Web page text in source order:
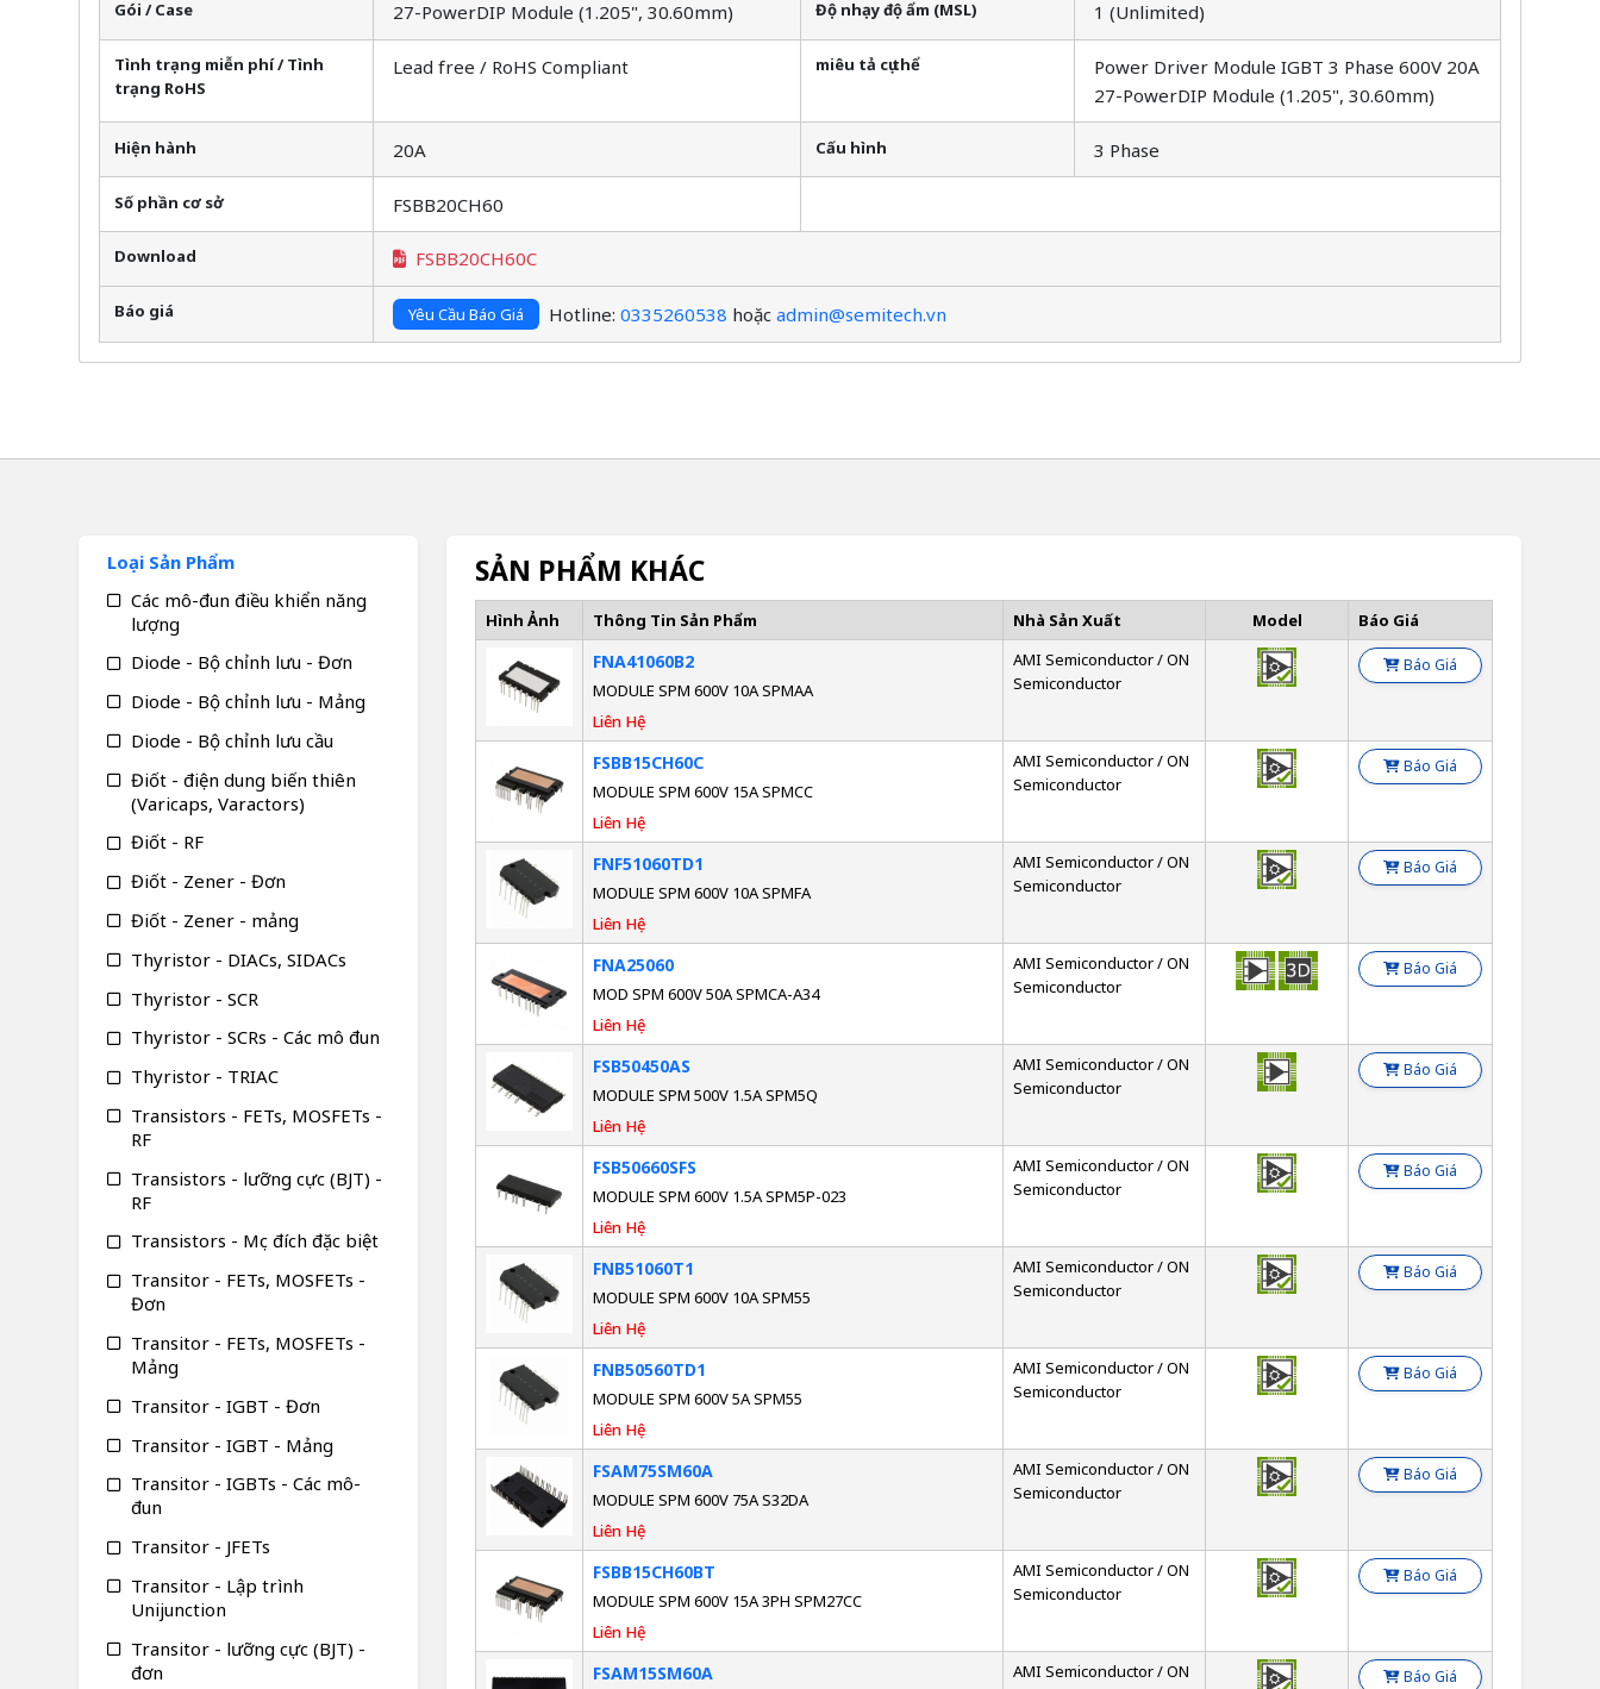
Gói / Case 27-PowerDIP Module (1.205", 30.60mm) Độ nhạy độ ẩm (MSL) 1 (Unlimited)
Tình trạng miễn phí / Tình
trạng RoHS
Lead free / RoHS Compliant miêu tả cụ thể
Power Driver Module IGBT 3 Phase 600V 20A
27-PowerDIP Module (1.205", 30.60mm)
Hiện hành 20A Cấu hình 3 Phase
Số phần cơ sở FSBB20CH60
Download FSBB20CH60C
Báo giá Yêu Cầu Báo Giá Hotline: 0335260538 hoặc admin@semitech.vn
SẢN PHẨM KHÁC
Hình Ảnh Thông Tin Sản Phẩm Nhà Sản Xuất Model Báo Giá
FNA41060B2
MODULE SPM 600V 10A SPMAA
Liên Hệ
AMI Semiconductor / ON
Semiconductor
Báo Giá
FSBB15CH60C
MODULE SPM 600V 15A SPMCC
Liên Hệ
AMI Semiconductor / ON
Semiconductor
Báo Giá
FNF51060TD1
MODULE SPM 600V 10A SPMFA
Liên Hệ
AMI Semiconductor / ON
Semiconductor
Báo Giá
FNA25060
MOD SPM 600V 50A SPMCA-A34
Liên Hệ
AMI Semiconductor / ON
Semiconductor
Báo Giá
FSB50450AS
MODULE SPM 500V 1.5A SPM5Q
Liên Hệ
AMI Semiconductor / ON
Semiconductor
Báo Giá
FSB50660SFS
MODULE SPM 600V 1.5A SPM5P-023
Liên Hệ
AMI Semiconductor / ON
Semiconductor
Báo Giá
FNB51060T1
MODULE SPM 600V 10A SPM55
Liên Hệ
AMI Semiconductor / ON
Semiconductor
Báo Giá
FNB50560TD1
MODULE SPM 600V 5A SPM55
Liên Hệ
AMI Semiconductor / ON
Semiconductor
Báo Giá
FSAM75SM60A
MODULE SPM 600V 75A S32DA
Liên Hệ
AMI Semiconductor / ON
Semiconductor
Báo Giá
FSBB15CH60BT
MODULE SPM 600V 15A 3PH SPM27CC
Liên Hệ
AMI Semiconductor / ON
Semiconductor
Báo Giá
FSAM15SM60A
AMI Semiconductor / ON
Báo Giá
Loại Sản Phẩm
Các mô-đun điều khiển năng
lượng
Diode - Bộ chỉnh lưu - Đơn
Diode - Bộ chỉnh lưu - Mảng
Diode - Bộ chỉnh lưu cầu
Điốt - điện dung biến thiên
(Varicaps, Varactors)
Điốt - RF
Điốt - Zener - Đơn
Điốt - Zener - mảng
Thyristor - DIACs, SIDACs
Thyristor - SCR
Thyristor - SCRs - Các mô đun
Thyristor - TRIAC
Transistors - FETs, MOSFETs -
RF
Transistors - lưỡng cực (BJT) -
RF
Transistors - Mục đích đặc biệt
Transitor - FETs, MOSFETs -
Đơn
Transitor - FETs, MOSFETs -
Mảng
Transitor - IGBT - Đơn
Transitor - IGBT - Mảng
Transitor - IGBTs - Các mô-
đun
Transitor - JFETs
Transitor - Lập trình
Unijunction
Transitor - lưỡng cực (BJT) -
đơn